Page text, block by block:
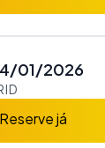
01/2026
Reserve já